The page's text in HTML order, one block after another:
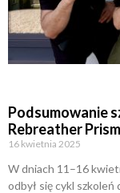
Podsumowanie
Rebreather
16 kwietnia 2025
W dniach 11–16
odbył się cykl